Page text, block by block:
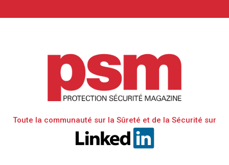
Toute la communauté sur la Sûreté et de la Sécurité sur